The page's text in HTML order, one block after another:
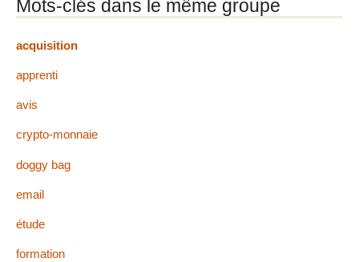
Mots-clés dans le même groupe
acquisition
apprenti
avis
crypto-monnaie
doggy bag
email
étude
formation